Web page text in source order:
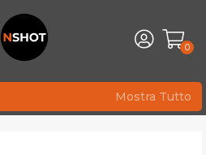
0
Mostra Tutto